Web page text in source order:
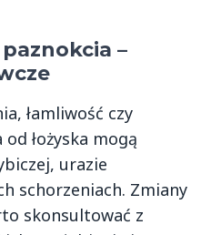
–
łamliwość czy
łożyska mogą
urazie
schorzeniach. Zmiany
skonsultować z